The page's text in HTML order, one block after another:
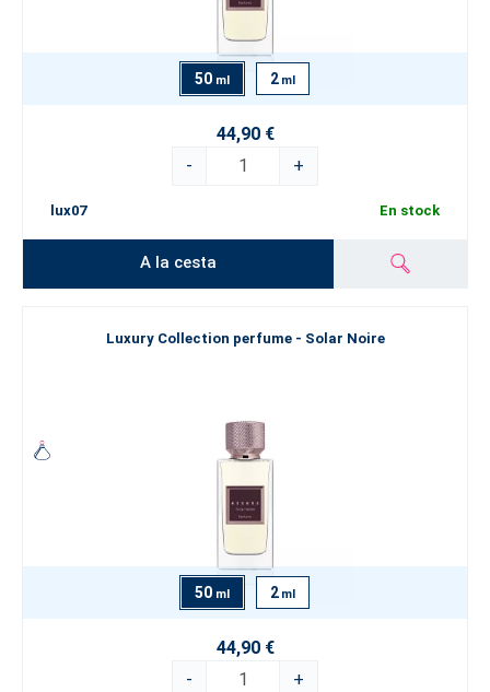
50 ml 2 ml
44,90 €
-
+
lux07 En stock
A la cesta
Luxury Collection perfume - Solar Noire
50 ml 2 ml
44,90 €
-
+